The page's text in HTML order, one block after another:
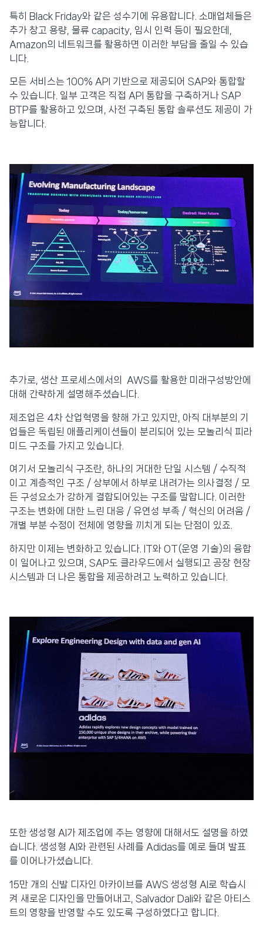
특히 Black Friday와 같은 성수기에 유용합니다. 소매업체들은
추가 창고 용량, 물류 capacity, 임시 인력 등이 필요한데,
Amazon의 네트워크를 활용하면 이러한 부담을 줄일 수 있습
니다.
모든 서비스는 100% API 기반으로 제공되어 SAP와 통합할
수 있습니다. 일부 고객은 직접 API 통합을 구축하거나 SAP
BTP를 활용하고 있으며, 사전 구축된 통합 솔루션도 제공이 가
능합니다.
추가로, 생산 프로세스에서의 AWS를 활용한 미래구성방안에
대해 간략하게 설명해주셨습니다.
제조업은 4차 산업혁명을 향해 가고 있지만, 아직 대부분의 기
업들은 독립된 애플리케이션들이 분리되어 있는 모놀리식 피라
미드 구조를 가지고 있습니다.
여기서 모놀리식 구조란, 하나의 거대한 단일 시스템 / 수직적
이고 계층적인 구조 / 상부에서 하부로 내려가는 의사결정 / 모
든 구성요소가 강하게 결합되어있는 구조를 말합니다. 이러한
구조는 변화에 대한 느린 대응 / 유연성 부족 / 혁신의 어려움 /
개별 부분 수정이 전체에 영향을 끼치게 되는 단점이 있죠.
하지만 이제는 변화하고 있습니다. IT와 OT(운영 기술)의 융합
이 일어나고 있으며, SAP도 클라우드에서 실행되고 공장 현장
시스템과 더 나은 통합을 제공하려고 노력하고 있습니다.
또한 생성형 AI가 제조업에 주는 영향에 대해서도 설명을 하였
습니다. 생성형 AI와 관련된 사례를 Adidas를 예로 들며 발표
를 이어나가셨습니다.
15만 개의 신발 디자인 아카이브를 AWS 생성형 AI로 학습시
켜 새로운 디자인을 만들어내고, Salvador Dali와 같은 아티스
트의 영향을 반영할 수도 있도록 구성하였다고 합니다.